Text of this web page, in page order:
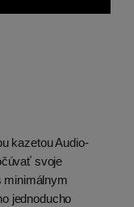
kazetou Audio-
svoje
minimálnym
jednoducho